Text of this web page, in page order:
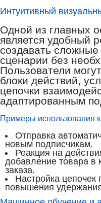
Интуитивный
Одной из главных
является удобный
создавать
сценарии без
Пользователи
блоки действий,
цепочки
адаптированным
Примеры использования
Отправка
новым подписчикам.
Реакция на
добавление товара в
заказа.
Настройка
повышения